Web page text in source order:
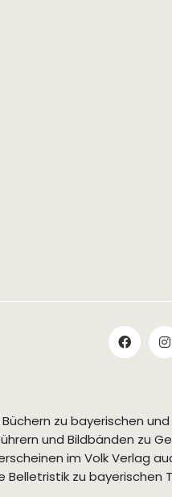
zu bayerischen
und Bildbänden zu
im Volk Verlag
Belletristik zu bayerischen